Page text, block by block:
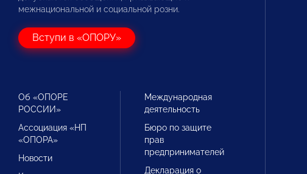
межнациональной и социальной розни.
Вступи в «ОПОРУ»
Об «ОПОРЕ
РОССИИ»
Ассоциация «НП
«ОПОРА»
Новости
Международная
деятельность
Бюро по защите
прав
предпринимателей
Декларация о